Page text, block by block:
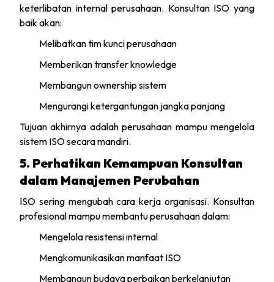
keterlibatan internal perusahaan. Konsultan ISO yang
baik akan:
Melibatkan tim kunci perusahaan
Memberikan transfer knowledge
Membangun ownership sistem
Mengurangi ketergantungan jangka panjang
Tujuan akhirnya adalah perusahaan mampu mengelola
sistem ISO secara mandiri.
5. Perhatikan Kemampuan Konsultan
dalam Manajemen Perubahan
ISO sering mengubah cara kerja organisasi. Konsultan
profesional mampu membantu perusahaan dalam:
Mengelola resistensi internal
Mengkomunikasikan manfaat ISO
Membangun budaya perbaikan berkelanjutan